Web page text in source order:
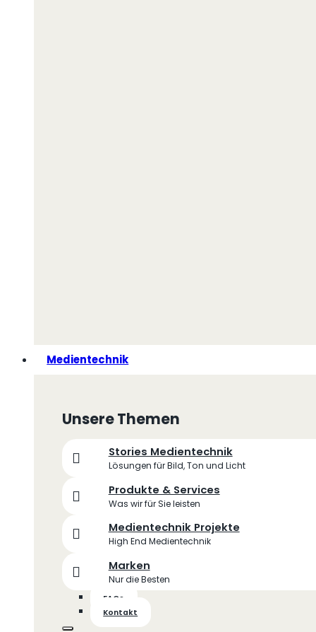
Medientechnik
Unsere Themen
Stories Medientechnik
Lösungen für Bild, Ton und Licht
Produkte & Services
Was wir für Sie leisten
Medientechnik Projekte
High End Medientechnik
Marken
Nur die Besten
FAQs
Kontakt